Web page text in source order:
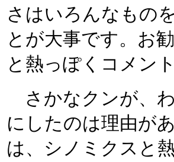
さはいろんなもの
とが大事です。お
と熱っぽくコメン
さかなクンが、
にしたのは理由が
は、シノミクスと